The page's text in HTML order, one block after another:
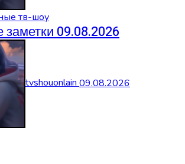
тв-шоу
09.08.2026
tvshouonlain09.08.2026